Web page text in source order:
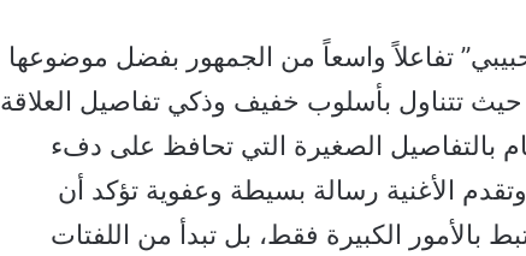
حبيبي” تفاعلاً واسعاً من الجمهور بفضل موضوعها
حيث تتناول بأسلوب خفيف وذكي تفاصيل العلاقة
بالتفاصيل الصغيرة التي تحافظ على دفء
الأغنية رسالة بسيطة وعفوية تؤكد أن
بالأمور الكبيرة فقط، بل تبدأ من اللفتات